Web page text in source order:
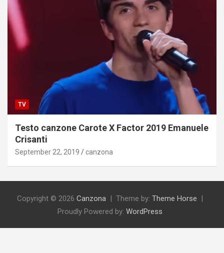
TV
Testo canzone Carote X Factor 2019 Emanuele
Crisanti
September 22, 2019 canzona
Copyright © 2026 Canzona Theme by: Theme Horse
Proudly Powered by: WordPress